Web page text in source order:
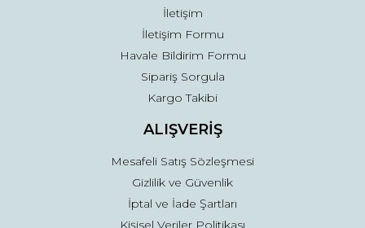
Gönder
İletişim
İletişim Formu
Havale Bildirim Formu
Sipariş Sorgula
Kargo Takibi
ALIŞVERİŞ
Mesafeli Satış Sözleşmesi
Gizlilik ve Güvenlik
İptal ve İade Şartları
Kişisel Veriler Politikası